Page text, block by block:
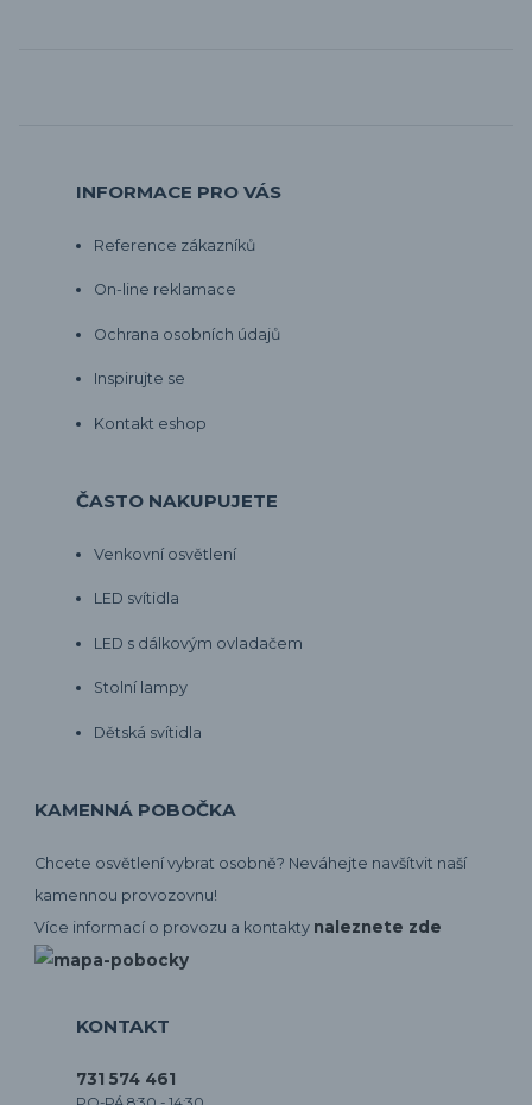
INFORMACE PRO VÁS
Reference zákazníků
On-line reklamace
Ochrana osobních údajů
Inspirujte se
Kontakt eshop
ČASTO NAKUPUJETE
Venkovní osvětlení
LED svítidla
LED s dálkovým ovladačem
Stolní lampy
Dětská svítidla
KAMENNÁ POBOČKA
Chcete osvětlení vybrat osobně? Neváhejte navšítvit naší
kamennou provozovnu!
Více informací o provozu a kontakty naleznete zde
KONTAKT
731 574 461